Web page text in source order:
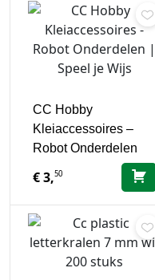
CC Hobby
Kleiaccessoires –
Robot Onderdelen
€3,50